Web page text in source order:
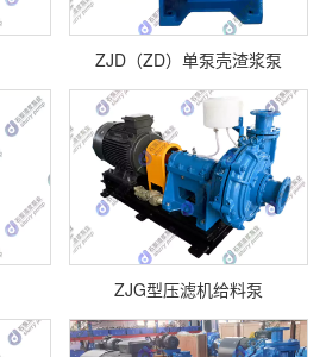
ZJD（ZD）单泵壳渣浆泵
ZJG型压滤机给料泵